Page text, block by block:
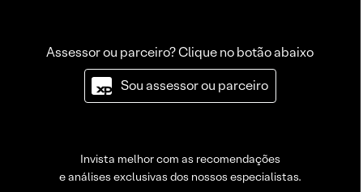
Assessor ou parceiro? Clique no botão abaixo
Sou assessor ou parceiro
Invista melhor com as recomendações
e análises exclusivas dos nossos especialistas.